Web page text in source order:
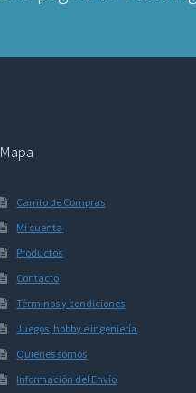
Mapa
Carrito de Compras
Mi cuenta
Productos
Contacto
Términos y condiciones
Juegos, hobby e ingeniería
Quienes somos
Información del Envío